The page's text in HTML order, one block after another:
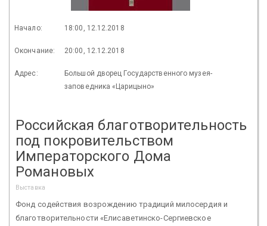
Начало: 18:00, 12.12.2018
Окончание: 20:00, 12.12.2018
Адрес:
Большой дворец Государственного музея-
заповедника «Царицыно»
Российская благотворительность
под покровительством
Императорского Дома
Романовых
Выставка
Фонд содействия возрождению традиций милосердия и
благотворительности «Елисаветинско-Сергиевское